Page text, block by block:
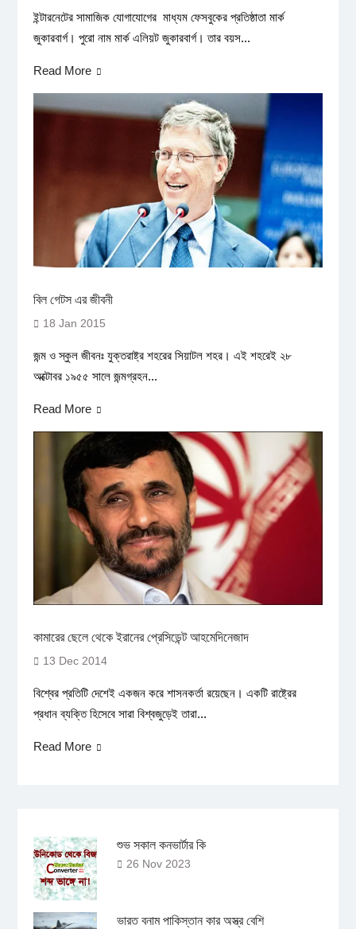
ইন্টারনেটের সামাজিক যোগাযোগের মাধ্যম ফেসবুকের প্রতিষ্ঠাতা মার্ক
জুকারবার্গ। পুরো নাম মার্ক এলিয়ট জুকারবার্গ। তার বয়স...
Read More
বিল গেটস এর জীবনী
18 Jan 2015
জন্ম ও স্কুল জীবনঃ যুক্তরাষ্ট্র শহরের সিয়াটল শহর। এই শহরেই ২৮
অক্টোবর ১৯৫৫ সালে জন্মগ্রহন...
Read More
কামারের ছেলে থেকে ইরানের প্রেসিডেন্ট আহমেদিনেজাদ
13 Dec 2014
বিশ্বের প্রতিটি দেশেই একজন করে শাসনকর্তা রয়েছেন। একটি রাষ্ট্রের
প্রধান ব্যক্তি হিসেবে সারা বিশ্বজুড়েই তারা...
Read More
শুভ সকাল কনভার্টার কি
26 Nov 2023
ভারত বনাম পাকিস্তান কার অস্ত্র বেশি